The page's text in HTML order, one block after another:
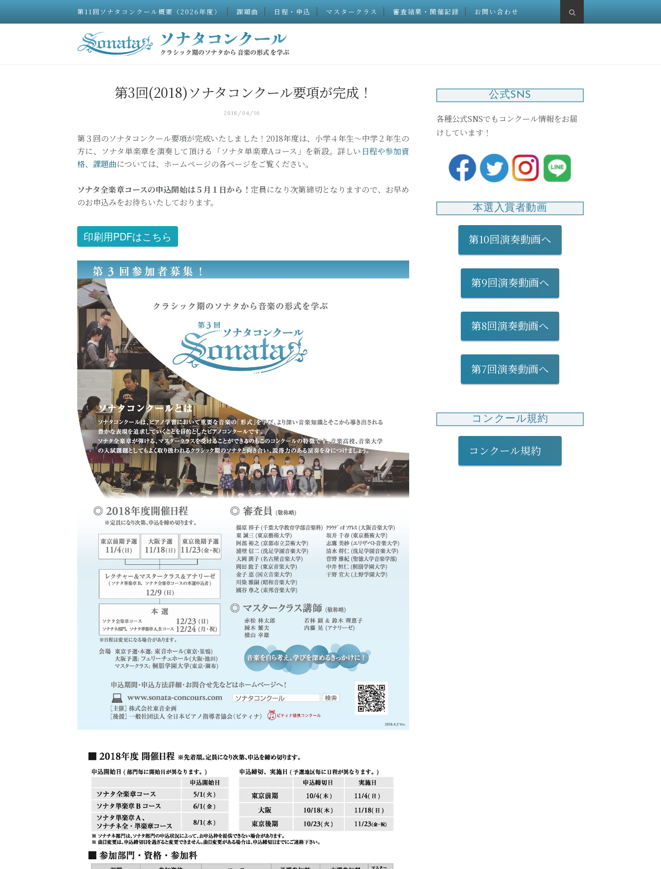
第11回ソナタコンクール概要（2026年度） 課題曲 日程・申込 マスタークラス 審査結果・開催記録 お問い合わせ
第3回(2018)ソナタコンクール要項が完成！
2018/04/16
第３回のソナタコンクール要項が完成いたしました！2018年度は、小学４年生～中学２年生の
方に、ソナタ単楽章を演奏して頂ける「ソナタ単楽章Aコース」を新設。詳しい 日程や参加資
格、 課題曲については、ホームページの各ページをご覧ください。
ソナタ全楽章コースの申込開始は５月１日から！ 定員になり次第締切となりますので、お早め
のお申込みをお待ちいたしております。
印刷用PDFはこちら
公式SNS
各種公式SNSでもコンクール情報をお届
けしています！
本選入賞者動画
第10回演奏動画へ
第9回演奏動画へ
第8回演奏動画へ
第7回演奏動画へ
コンクール規約
コンクール規約